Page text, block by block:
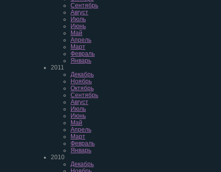
Сентябрь
Август
Июль
Июнь
Май
Апрель
Март
Февраль
Январь
2011
Декабрь
Ноябрь
Октябрь
Сентябрь
Август
Июль
Июнь
Май
Апрель
Март
Февраль
Январь
2010
Декабрь